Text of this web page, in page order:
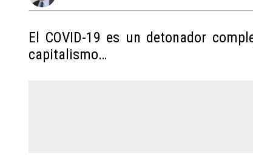
El COVID-19 es un detonador
capitalismo…